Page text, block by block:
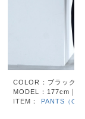
COLOR：ブラック
MODEL：177cm｜
ITEM：
PANTS （